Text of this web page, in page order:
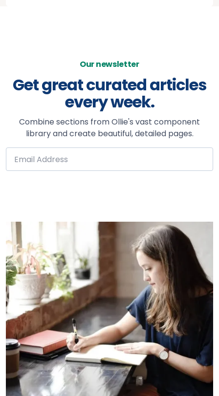
Our newsletter
Get great curated articles
every week.
Combine sections from Ollie's vast component
library and create beautiful, detailed pages.